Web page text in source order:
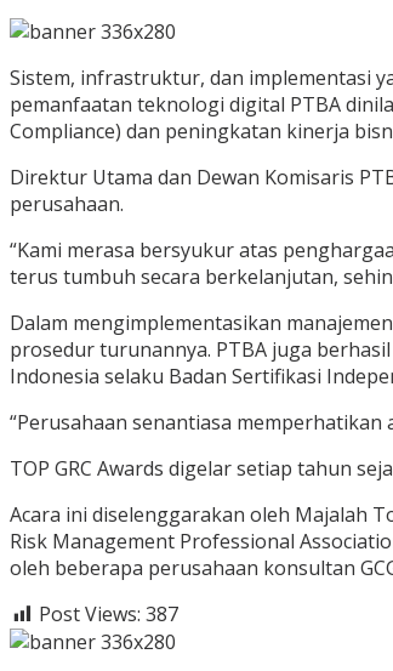
Sistem, infrastruktur, dan implementasi
pemanfaatan teknologi digital PTBA
Compliance) dan peningkatan kinerja
Direktur Utama dan Dewan Komisaris
perusahaan.
“Kami merasa bersyukur atas
terus tumbuh secara berkelanjutan,
Dalam mengimplementasikan
prosedur turunannya. PTBA juga
Indonesia selaku Badan Sertifikasi
“Perusahaan senantiasa
TOP GRC Awards digelar setiap tahun
Acara ini diselenggarakan oleh Majalah
Risk Management Professional
oleh beberapa perusahaan konsultan
Post Views: 387